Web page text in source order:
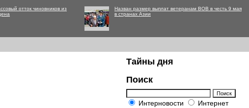
отток чиновников из
Назван размер выплат ветеранам ВОВ в честь 9 мая
в странах Азии
Тайны дня
Поиск
Интерновости Интернет